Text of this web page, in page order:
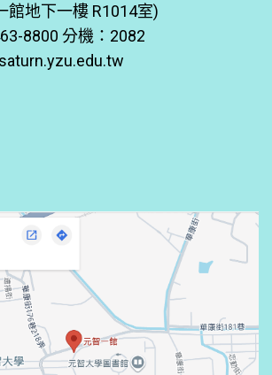
地下一樓 R1014室)
8800 分機：2082